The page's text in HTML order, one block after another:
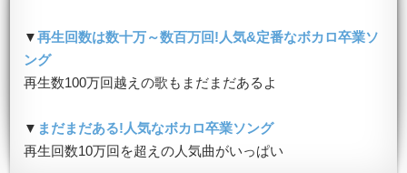
▼再生回数は数十万～数百万回!人気&定番なボカロ卒業ソ
ング
再生数100万回越えの歌もまだまだあるよ
▼ まだまだある!人気なボカロ卒業ソング
再生回数10万回を超えの人気曲がいっぱい